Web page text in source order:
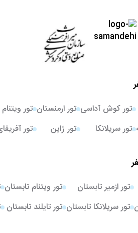
تور کوش آداسی
تور سریلانکا
تور ارمنستان
تور ژاپن
تور ویتنام
تور
تور ازمیر تابستان
تور سریلانکا تابستان
تور ویتنام تابستان
تور تایلند تابستان